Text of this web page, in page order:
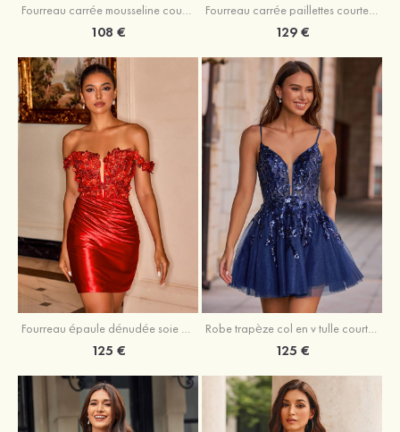
Fourreau carrée mousseline courte/mini robe de fête de la rentré avec volants
108 €
Fourreau carrée paillettes courte/mini robe de fête de la rentrée
129 €
Fourreau épaule dénudée soie comme du satin courte/mini robe de fête de la rentrée
125 €
Robe trapèze col en v tulle courte/mini robe de fête de la rentrée avec poches paillettes
125 €